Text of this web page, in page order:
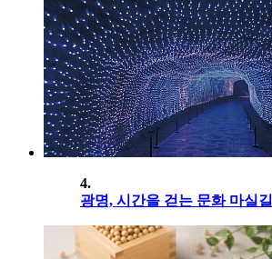
4.
광명, 시간을 걷는 문화 마실길